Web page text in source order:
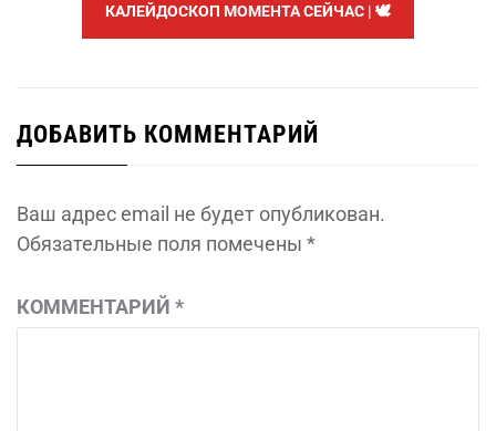
КАЛЕЙДОСКОП МОМЕНТА СЕЙЧАС | 🕊️
ДОБАВИТЬ КОММЕНТАРИЙ
Ваш адрес email не будет опубликован.
Обязательные поля помечены *
КОММЕНТАРИЙ *